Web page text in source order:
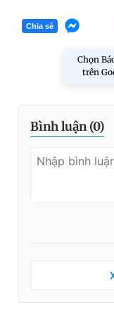
Chia sẻ
Chọn
trên
Bình luận (0)